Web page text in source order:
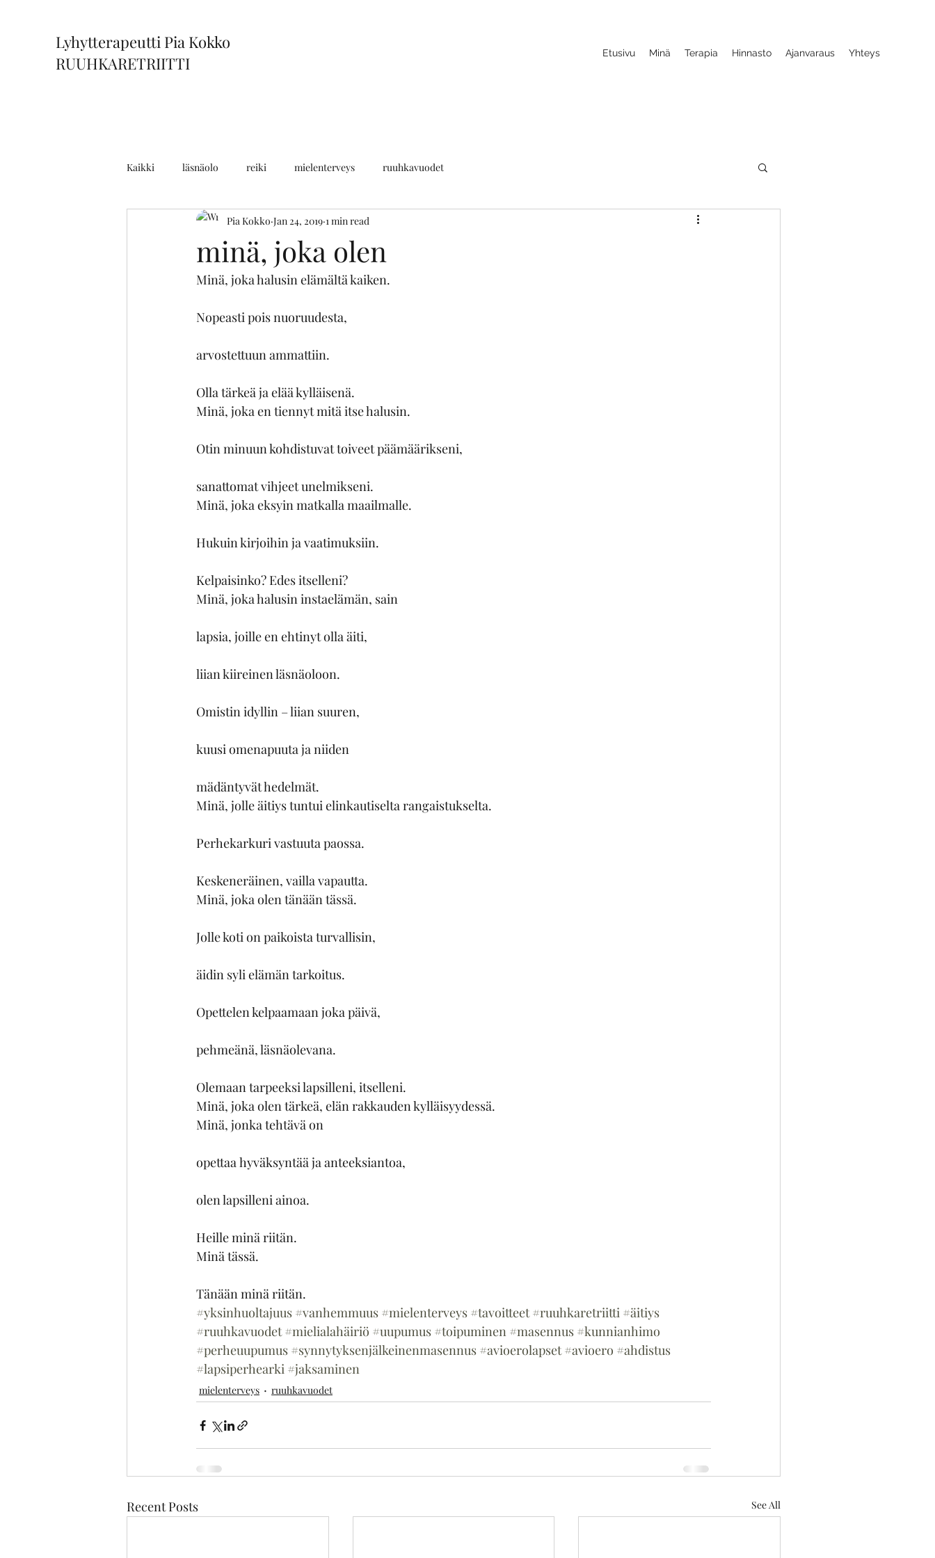
Lyhytterapeutti Pia Kokko
RUUHKARETRIITTI
Etusivu Minä Terapia Hinnasto Ajanvaraus Yhteys
Kaikki läsnäolo reiki mielenterveys ruuhkavuodet
minä, joka olen
Pia Kokko Jan 24, 2019 1 min read
Minä, joka halusin elämältä kaiken.
Nopeasti pois nuoruudesta,
arvostettuun ammattiin.
Olla tärkeä ja elää kylläisenä.
Minä, joka en tiennyt mitä itse halusin.
Otin minuun kohdistuvat toiveet päämäärikseni,
sanattomat vihjeet unelmikseni.
Minä, joka eksyin matkalla maailmalle.
Hukuin kirjoihin ja vaatimuksiin.
Kelpaisinko? Edes itselleni?
Minä, joka halusin instaelämän, sain
lapsia, joille en ehtinyt olla äiti,
liian kiireinen läsnäoloon.
Omistin idyllin – liian suuren,
kuusi omenapuuta ja niiden
mädäntyvät hedelmät.
Minä, jolle äitiys tuntui elinkautiselta rangaistukselta.
Perhekarkuri vastuuta paossa.
Keskeneräinen, vailla vapautta.
Minä, joka olen tänään tässä.
Jolle koti on paikoista turvallisin,
äidin syli elämän tarkoitus.
Opettelen kelpaamaan joka päivä,
pehmeänä, läsnäolevana.
Olemaan tarpeeksi lapsilleni, itselleni.
Minä, joka olen tärkeä, elän rakkauden kylläisyydessä.
Minä, jonka tehtävä on
opettaa hyväksyntää ja anteeksiantoa,
olen lapsilleni ainoa.
Heille minä riitän.
Minä tässä.
Tänään minä riitän.
#yksinhuoltajuus #vanhemmuus #mielenterveys #tavoitteet #ruuhkaretriitti #äitiys
#ruuhkavuodet #mielialahäiriö #uupumus #toipuminen #masennus #kunnianhimo
#perheuupumus #synnytyksenjälkeinenmasennus #avioerolapset #avioero #ahdistus
#lapsiperhearki #jaksaminen
mielenterveys ruuhkavuodet
Recent Posts See All